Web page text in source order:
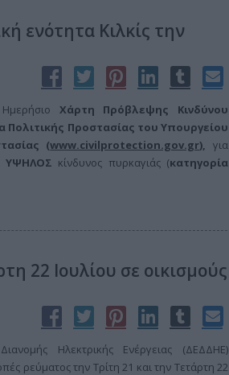
ενότητα Κιλκίς την
Χάρτη Πρόβλεψης Κινδύνου
Πολιτικής Προστασίας του Υπουργείου
(www.civilprotection.gov.gr), για
ΥΨΗΛΟΣ κίνδυνος πυρκαγιάς (κατηγορία
22 Ιουλίου σε οικισμούς
Ηλεκτρικής Ενέργειας (ΔΕΔΔΗΕ)
ρεύματος την Τρίτη 21 και την Τετάρτη 22